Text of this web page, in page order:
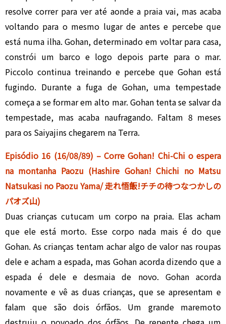
resolve correr para ver até aonde a praia vai, mas acaba
voltando para o mesmo lugar de antes e percebe que
está numa ilha. Gohan, determinado em voltar para casa,
constrói um barco e logo depois parte para o mar.
Piccolo continua treinando e percebe que Gohan está
fugindo. Durante a fuga de Gohan, uma tempestade
começa a se formar em alto mar. Gohan tenta se salvar da
tempestade, mas acaba naufragando. Faltam 8 meses
para os Saiyajins chegarem na Terra.
Episódio 16 (16/08/89) – Corre Gohan! Chi-Chi o espera
na montanha Paozu (Hashire Gohan! Chichi no Matsu
Natsukasi no Paozu Yama/ 走れ悟飯!チチの待つなつかしの
パオズ山)
Duas crianças cutucam um corpo na praia. Elas acham
que ele está morto. Esse corpo nada mais é do que
Gohan. As crianças tentam achar algo de valor nas roupas
dele e acham a espada, mas Gohan acorda dizendo que a
espada é dele e desmaia de novo. Gohan acorda
novamente e vê as duas crianças, que se apresentam e
falam que são dois órfãos. Um grande maremoto